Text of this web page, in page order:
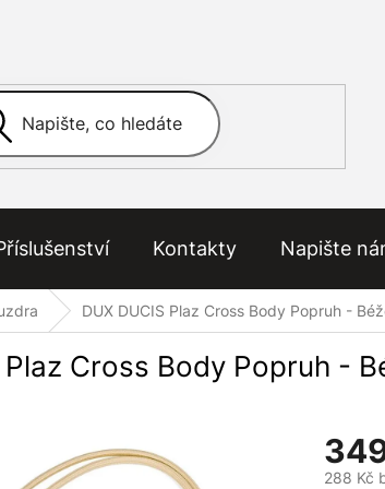
Kontakty Napište
DUX DUCIS Plaz Cross Body Popruh -
Plaz Cross Body Popruh -
288 Kč